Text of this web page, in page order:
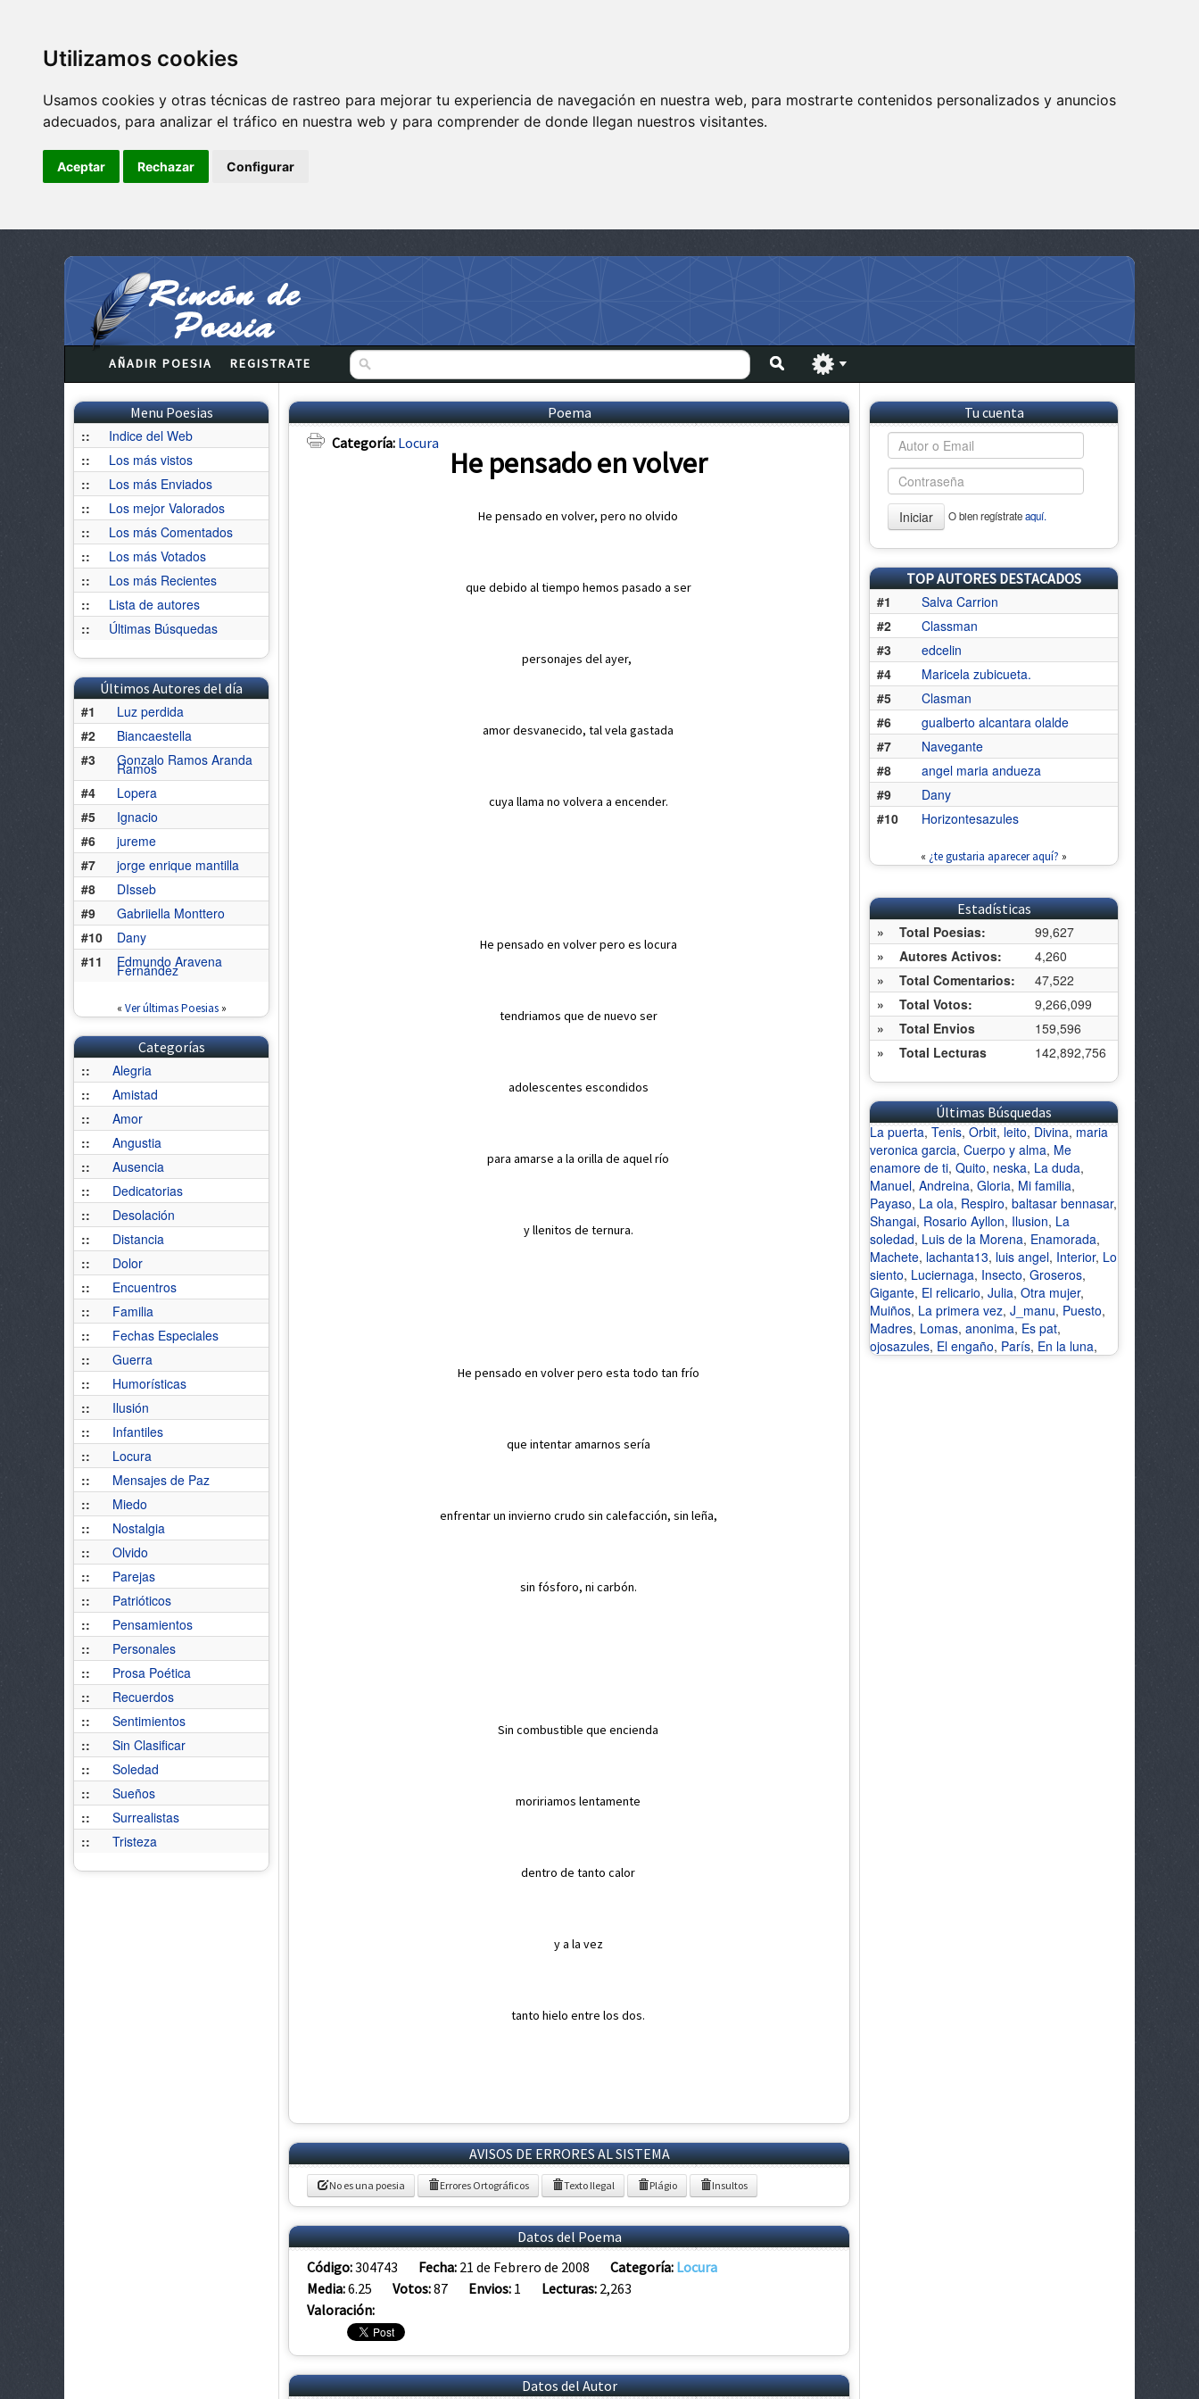
Utilizamos cookies
Usamos cookies y otras técnicas de rastreo para mejorar tu experiencia de navegación en nuestra web, para mostrarte contenidos personalizados y anuncios
adecuados, para analizar el tráfico en nuestra web y para comprender de donde llegan nuestros visitantes.
Aceptar Rechazar Configurar
AÑADIR POESIA REGISTRATE
Menu Poesias
::
Indice del Web
::
Los más vistos
::
Los más Enviados
::
Los mejor Valorados
::
Los más Comentados
::
Los más Votados
::
Los más Recientes
::
Lista de autores
::
Últimas Búsquedas
Últimos Autores del día
#1
Luz perdida
#2
Biancaestella
#3
Gonzalo Ramos Aranda
Ramos
#4
Lopera
#5
Ignacio
#6
jureme
#7
jorge enrique mantilla
#8
DIsseb
#9
Gabriiella Monttero
#10
Dany
#11
Edmundo Aravena
Fernández
« Ver últimas Poesias»
Categorías
::
Alegria
::
Amistad
::
Amor
::
Angustia
::
Ausencia
::
Dedicatorias
::
Desolación
::
Distancia
::
Dolor
::
Encuentros
::
Familia
::
Fechas Especiales
::
Guerra
::
Humorísticas
::
Ilusión
::
Infantiles
::
Locura
::
Mensajes de Paz
::
Miedo
::
Nostalgia
::
Olvido
::
Parejas
::
Patrióticos
::
Pensamientos
::
Personales
::
Prosa Poética
::
Recuerdos
::
Sentimientos
::
Sin Clasificar
::
Soledad
::
Sueños
::
Surrealistas
::
Tristeza
Poema
Categoría: Locura
He pensado en volver
He pensado en volver, pero no olvido
que debido al tiempo hemos pasado a ser
personajes del ayer,
amor desvanecido, tal vela gastada
cuya llama no volvera a encender.
He pensado en volver pero es locura
tendriamos que de nuevo ser
adolescentes escondidos
para amarse a la orilla de aquel río
y llenitos de ternura.
He pensado en volver pero esta todo tan frío
que intentar amarnos sería
enfrentarun invierno crudo sin calefacción, sin leña,
sin fósforo, ni carbón.
Sin combustible que encienda
moririamos lentamente
dentro de tanto calor
y a la vez
tanto hielo entre los dos.
AVISOS DE ERRORES AL SISTEMA
No es una poesia Errores Ortográficos Texto Ilegal Plágio Insultos
Datos del Poema
Código:304743 Fecha: 21 de Febrero de 2008 Categoría: Locura
Media:6.25 Votos:87 Envios: 1 Lecturas: 2,263
Valoración:
Datos del Autor
Tu cuenta
Iniciar O bien regístrateaquí.
TOP AUTORES DESTACADOS
#1
Salva Carrion
#2
Classman
#3
edcelin
#4
Maricela zubicueta.
#5
Clasman
#6
gualberto alcantara olalde
#7
Navegante
#8
angel maria andueza
#9
Dany
#10
Horizontesazules
« ¿te gustaria aparecer aquí? »
Estadísticas
»
Total Poesias:
99,627
»
Autores Activos:
4,260
»
Total Comentarios:
47,522
»
Total Votos:
9,266,099
»
Total Envios
159,596
»
Total Lecturas 142,892,756
Últimas Búsquedas
La puerta, Tenis, Orbit, leito, Divina, maria
veronica garcia, Cuerpo y alma, Me
enamore de ti, Quito, neska, La duda,
Manuel, Andreina, Gloria, Mi familia,
Payaso, La ola, Respiro, baltasar bennasar,
Shangai, Rosario Ayllon, Ilusion, La
soledad, Luis de la Morena, Enamorada,
Machete, lachanta13, luis angel, Interior, Lo
siento, Luciernaga, Insecto, Groseros,
Gigante, El relicario, Julia, Otra mujer,
Muiños, La primera vez, J_manu, Puesto,
Madres, Lomas, anonima, Es pat,
ojosazules, El engaño, París, En la luna,